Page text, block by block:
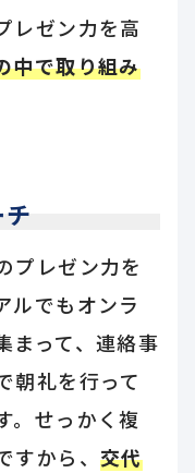
レゼン力を高
中で取り組み
プレゼン力を
ルでもオンラ
まって、連絡事
朝礼を行って
。せっかく複
から、 交代